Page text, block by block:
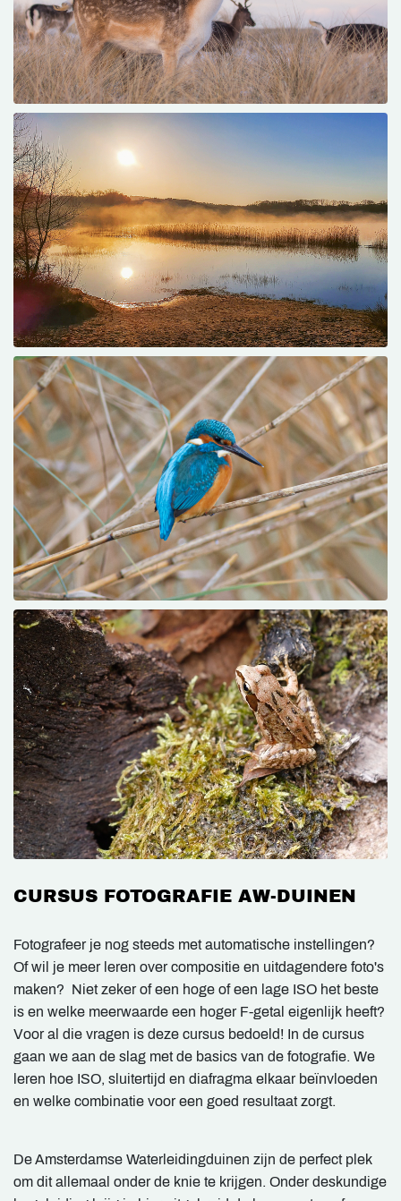
CURSUS FOTOGRAFIE AW-DUINEN
Fotografeer je nog steeds met automatische instellingen?
Of wil je meer leren over compositie en uitdagendere foto's
maken? Niet zeker of een hoge of een lage ISO het beste
is en welke meerwaarde een hoger F-getal eigenlijk heeft?
Voor al die vragen is deze cursus bedoeld! In de cursus
gaan we aan de slag met de basics van de fotografie. We
leren hoe ISO, sluitertijd en diafragma elkaar beïnvloeden
en welke combinatie voor een goed resultaat zorgt.
De Amsterdamse Waterleidingduinen zijn de perfect plek
om dit allemaal onder de knie te krijgen. Onder deskundige